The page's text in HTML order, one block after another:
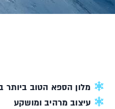
מלון הספא הטוב ביותר
עיצוב מרהיב ומושקע